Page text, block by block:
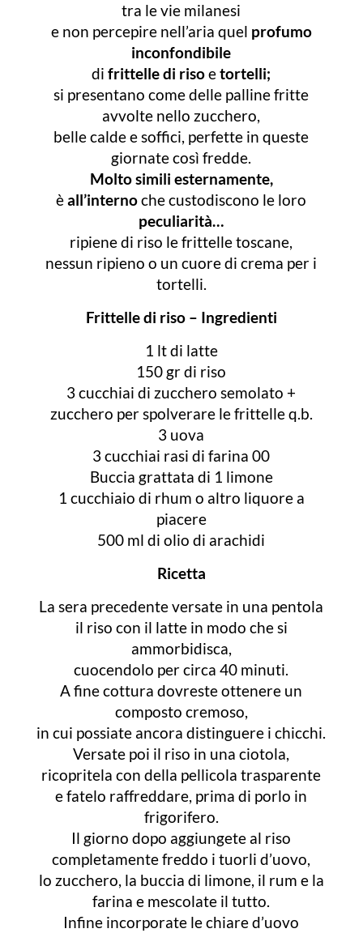
tra le vie milanesi
e non percepire nell’aria quel profumo
inconfondibile
difrittelle di risoetortelli;
si presentano come delle palline fritte
avvolte nello zucchero,
belle calde e soffici, perfette in queste
giornate così fredde.
Molto simili esternamente,
èall’internoche custodiscono le loro
peculiarità…
ripiene di riso le frittelle toscane,
nessun ripieno o un cuore di crema per i
tortelli.
Frittelle di riso – Ingredienti
1 lt di latte
150 gr di riso
3 cucchiai di zucchero semolato +
zucchero per spolverare le frittelle q.b.
3 uova
3 cucchiai rasi di farina 00
Buccia grattata di 1 limone
1 cucchiaio di rhum o altro liquore a
piacere
500 ml di olio di arachidi
Ricetta
La sera precedente versate in una pentola
il riso con il latte in modo che si
ammorbidisca,
cuocendolo per circa 40 minuti.
A fine cottura dovreste ottenere un
composto cremoso,
in cui possiate ancora distinguere i chicchi.
Versate poi il riso in una ciotola,
ricopritela con della pellicola trasparente
e fatelo raffreddare, prima di porlo in
frigorifero.
Il giorno dopo aggiungete al riso
completamente freddo i tuorli d’uovo,
lo zucchero, la buccia di limone, il rum e la
farina e mescolate il tutto.
Infine incorporate le chiare d’uovo